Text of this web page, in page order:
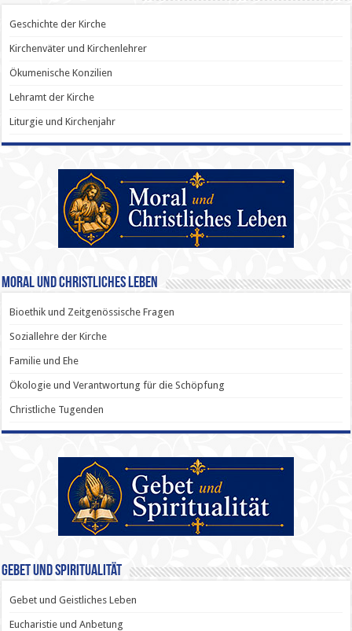
Geschichte der Kirche
Kirchenväter und Kirchenlehrer
Ökumenische Konzilien
Lehramt der Kirche
Liturgie und Kirchenjahr
Moral und Christliches Leben
Bioethik und Zeitgenössische Fragen
Soziallehre der Kirche
Familie und Ehe
Ökologie und Verantwortung für die Schöpfung
Christliche Tugenden
Gebet und Spiritualität
Gebet und Geistliches Leben
Eucharistie und Anbetung